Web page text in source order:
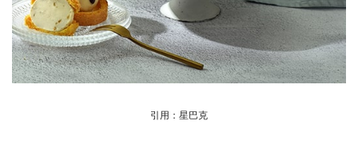
引用：星巴克